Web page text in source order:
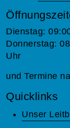
Dienstag:
Donnerstag:
Uhr
und Termine
Quicklinks
Unser